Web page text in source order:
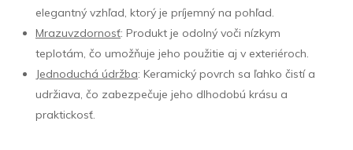
elegantný vzhľad, ktorý je príjemný na pohľad.
Mrazuvzdornosť: Produkt je odolný voči nízkym
teplotám, čo umožňuje jeho použitie aj v exteriéroch.
Jednoduchá údržba: Keramický povrch sa ľahko čistí a
udržiava, čo zabezpečuje jeho dlhodobú krásu a
praktickosť.